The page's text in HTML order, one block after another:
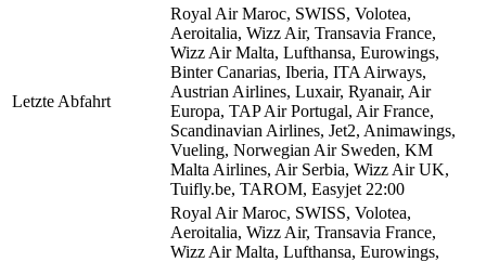
Letzte Abfahrt
Royal Air Maroc, SWISS, Volotea,
Aeroitalia, Wizz Air, Transavia France,
Wizz Air Malta, Lufthansa, Eurowings,
Binter Canarias, Iberia, ITA Airways,
Austrian Airlines, Luxair, Ryanair, Air
Europa, TAP Air Portugal, Air France,
Scandinavian Airlines, Jet2, Animawings,
Vueling, Norwegian Air Sweden, KM
Malta Airlines, Air Serbia, Wizz Air UK,
Tuifly.be, TAROM, Easyjet 22:00
Royal Air Maroc, SWISS, Volotea,
Aeroitalia, Wizz Air, Transavia France,
Wizz Air Malta, Lufthansa, Eurowings,